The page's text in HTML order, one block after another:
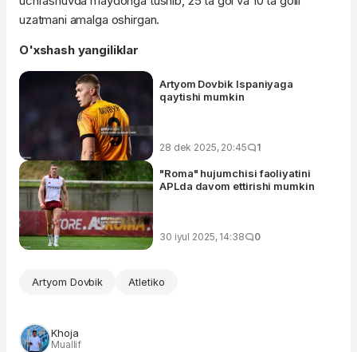
uzatmani amalga oshirgan.
O'xshash yangiliklar
Artyom Dovbik Ispaniyaga
qaytishi mumkin
28 dek 2025, 20:45 1
"Roma" hujumchisi faoliyatini
APLda davom ettirishi mumkin
30 iyul 2025, 14:38 0
Artyom Dovbik Atletiko
Khoja
Muallif